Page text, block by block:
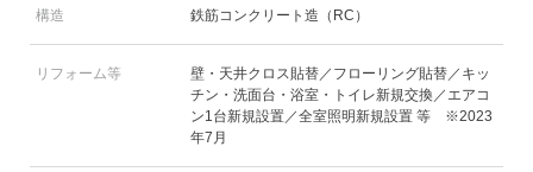
構造 鉄筋コンクリート造（RC）
リフォーム等
壁・天井クロス貼替／フローリング貼替／キッ
チン・洗面台・浴室・トイレ新規交換／エアコ
ン1台新規設置／全室照明新規設置 等 ※2023
年7月